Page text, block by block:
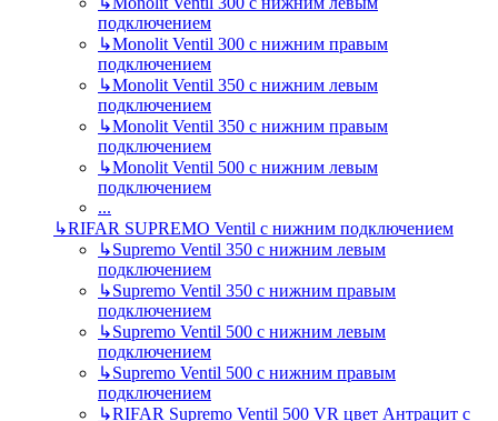
подключением
↳Monolit Ventil 300 с нижним правым
подключением
↳Monolit Ventil 350 с нижним левым
подключением
↳Monolit Ventil 350 с нижним правым
подключением
↳Monolit Ventil 500 с нижним левым
подключением
...
↳RIFAR SUPREMO Ventil с нижним подключением
↳Supremo Ventil 350 с нижним левым
подключением
↳Supremo Ventil 350 с нижним правым
подключением
↳Supremo Ventil 500 с нижним левым
подключением
↳Supremo Ventil 500 с нижним правым
подключением
↳RIFAR Supremo Ventil 500 VR цвет Антрацит с